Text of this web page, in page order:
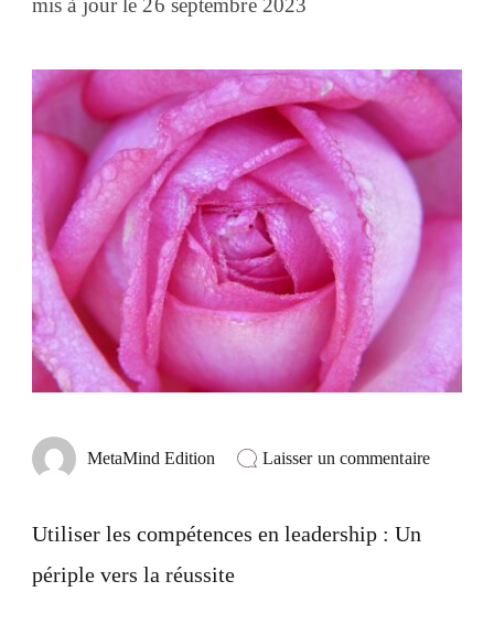
mis à jour le 26 septembre 2023
MetaMind Edition Laisser un commentairesur
Utiliser les compétences en leadership : Un
périple vers la réussite